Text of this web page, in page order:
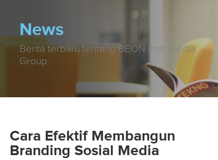
News
Berita terbaru tentang BEON Intermedia
Group
Cara Efektif Membangun
Branding Sosial Media